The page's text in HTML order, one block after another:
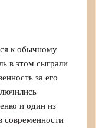
к обычному
в этом сыграли
за его
и один из
современности